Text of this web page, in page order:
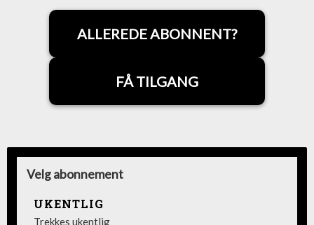
ALLEREDE ABONNENT?
FÅ TILGANG
Velg abonnement
UKENTLIG
Trekkes ukentlig